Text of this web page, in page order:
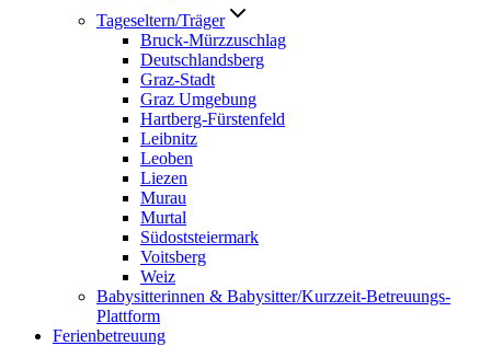
Tageseltern/Träger
Bruck-Mürzzuschlag
Deutschlandsberg
Graz-Stadt
Graz Umgebung
Hartberg-Fürstenfeld
Leibnitz
Leoben
Liezen
Murau
Murtal
Südoststeiermark
Voitsberg
Weiz
Babysitterinnen & Babysitter/Kurzzeit-Betreuungs-
Plattform
Ferienbetreuung